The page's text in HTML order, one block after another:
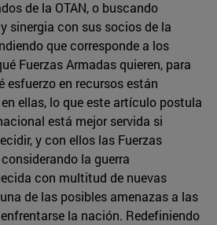
de la OTAN, o buscando
sinergia con sus socios de la
que corresponde a los
Fuerzas Armadas quieren, para
esfuerzo en recursos están
ellas, lo que este artículo postula
está mejor servida si
y con ellos las Fuerzas
la guerra
con multitud de nuevas
de las posibles amenazas a las
la nación. Redefiniendo